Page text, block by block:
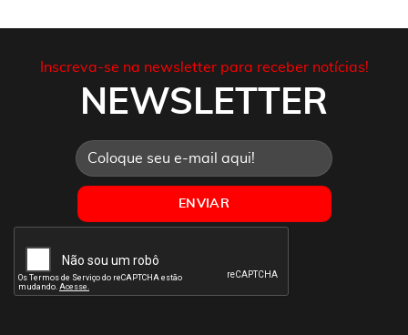
Inscreva-se na newsletter para receber notícias!
NEWSLETTER